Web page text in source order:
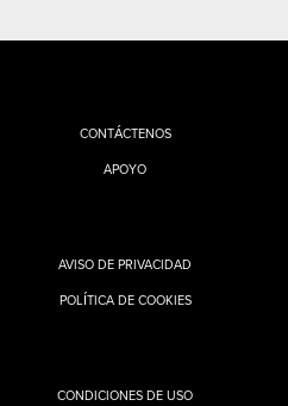
CONTÁCTENOS
APOYO
AVISO DE PRIVACIDAD
POLÍTICA DE COOKIES
CONDICIONES DE USO